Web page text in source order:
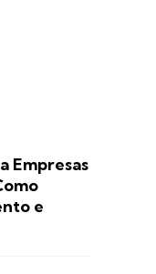
Empresas
e